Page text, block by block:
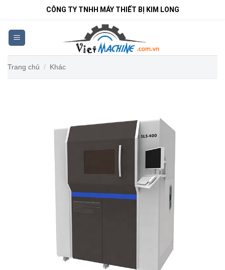
nội
dung
CÔNG TY TNHH MÁY THIẾT BỊ KIM LONG
Trang chủ / Khác